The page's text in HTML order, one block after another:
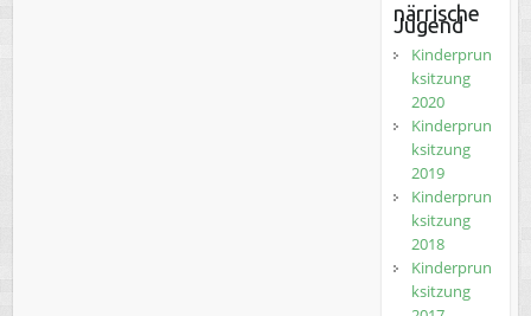
närrische
Jugend
Kinderprun
ksitzung
2020
Kinderprun
ksitzung
2019
Kinderprun
ksitzung
2018
Kinderprun
ksitzung